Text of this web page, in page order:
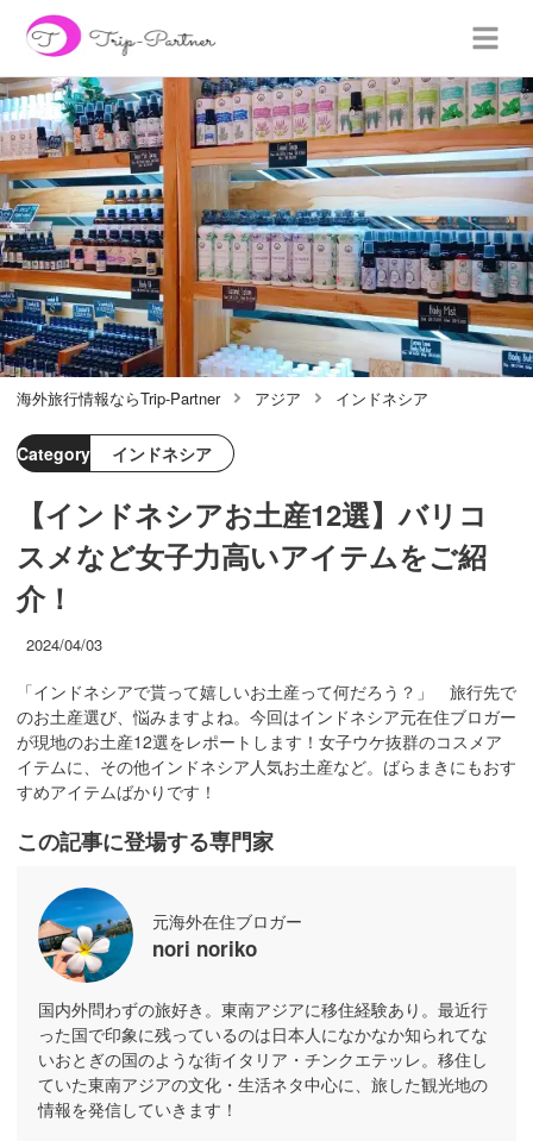
海外旅行情報ならTrip-Partner アジア インドネシア
Category インドネシア
【インドネシアお土産12選】バリコ
スメなど女子力高いアイテムをご紹
介！
2024/04/03
「インドネシアで貰って嬉しいお土産って何だろう？」 旅行先で
のお土産選び、悩みますよね。今回はインドネシア元在住ブロガー
が現地のお土産12選をレポートします！女子ウケ抜群のコスメア
イテムに、その他インドネシア人気お土産など。ばらまきにもおす
すめアイテムばかりです！
この記事に登場する専門家
元海外在住ブロガー
nori noriko
国内外問わずの旅好き。東南アジアに移住経験あり。最近行
った国で印象に残っているのは日本人になかなか知られてな
いおとぎの国のような街イタリア・チンクエテッレ。移住し
ていた東南アジアの文化・生活ネタ中心に、旅した観光地の
情報を発信していきます！